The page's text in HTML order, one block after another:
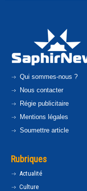
Qui sommes-nous ?
Nous contacter
Régie publicitaire
Mentions légales
Soumettre article
Rubriques
Actualité
Culture